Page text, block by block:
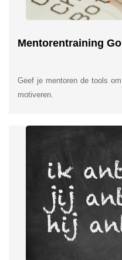
Mentorentraining
Geef je mentoren de tools
motiveren.